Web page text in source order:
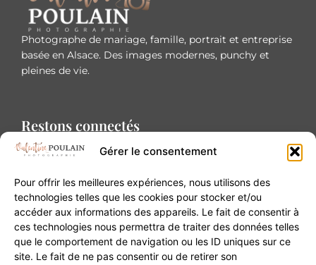
Gérer le consentement
Pour offrir les meilleures expériences, nous utilisons des
technologies telles que les cookies pour stocker et/ou
accéder aux informations des appareils. Le fait de consentir à
ces technologies nous permettra de traiter des données telles
que le comportement de navigation ou les ID uniques sur ce
site. Le fait de ne pas consentir ou de retirer son
Photographe de mariage, famille, portrait et entreprise
basée en Alsace. Des images modernes, punchy et
pleines de vie.
Restons connectés
Contact